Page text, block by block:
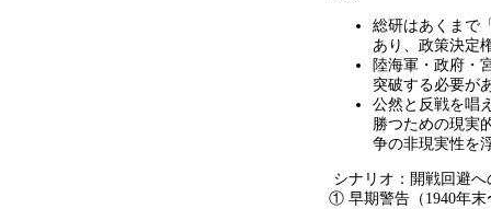
総研はあくまで
あり、政策決定
陸海軍・政府・
突破する必要が
公然と反戦を唱
勝つための現実
争の非現実性を
シナリオ：開戦回避へ
① 早期警告（ 1940年末